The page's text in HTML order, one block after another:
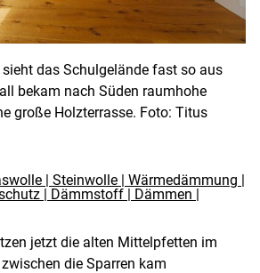
das Schulgelände fast so aus
bekam nach Süden raumhohe
große Holzterrasse. Foto: Titus
jetzt die alten Mittelpfetten im
die Sparren kam